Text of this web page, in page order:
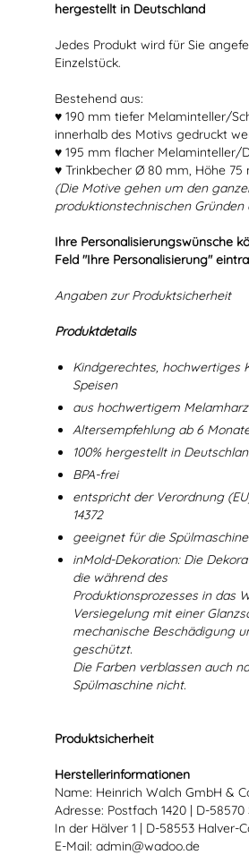
hergestellt in Deutschland
Jedes Produkt wird für Sie
Einzelstück.
Bestehend aus:
♥ 190 mm tiefer Melaminteller/
innerhalb des Motivs gedruckt
♥ 195 mm flacher Melaminteller/
♥ Trinkbecher Ø 80 mm, Höhe 75
(Die Motive gehen um den
produktionstechnischen
Ihre Personalisierungswünsche
Feld "Ihre Personalisierung"
Angaben zur Produktsicherheit
Produktdetails
Kindgerechtes, hochwertiges
Speisen
aus hochwertigem
Altersempfehlung ab 6
100% hergestellt in
BPA-frei
entspricht der Verordnung
14372
geeignet für die Spülmaschine
inMold-Dekoration: Die
die während des
Produktionsprozesses in das
Versiegelung mit einer
mechanische Beschädigung
geschützt.
Die Farben verblassen auch
Spülmaschine nicht.
Produktsicherheit
Herstellerinformationen
Name: Heinrich Walch GmbH &
Adresse: Postfach 1420 | D-
In der Hälver 1 | D-58553 Halver-
E-Mail: admin@wadoo.de